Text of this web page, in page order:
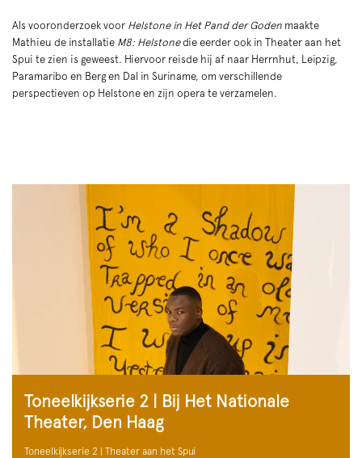
Als vooronderzoek voor Helstone in Het Pand der Goden maakte
Mathieu de installatie M8: Helstonedie eerder ook in Theater aan het
Spui te zien is geweest. Hiervoor reisde hij af naar Herrnhut, Leipzig,
Paramaribo en Berg en Dal in Suriname, om verschillende
perspectieven op Helstone en zijn opera te verzamelen.
Toneelkijkserie 2 | Bij Het Nationale
Theater, Den Haag
Toneelkijkserie 2 | Theater aan het Spui